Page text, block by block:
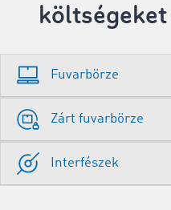
Fuvarbörze
Zárt fuvarbörze
Interfészek